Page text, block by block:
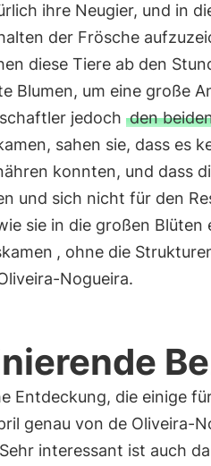
ihre Neugier, und in
der Frösche
diese Tiere ab den
Blumen, um eine große
jedoch den
sahen sie, dass es
konnten, und dass
und sich nicht für den
sie in die großen Blüten
, ohne die
Nogueira.
Entdeckung, die einige
genau von de Oliveira-
interessant ist auch